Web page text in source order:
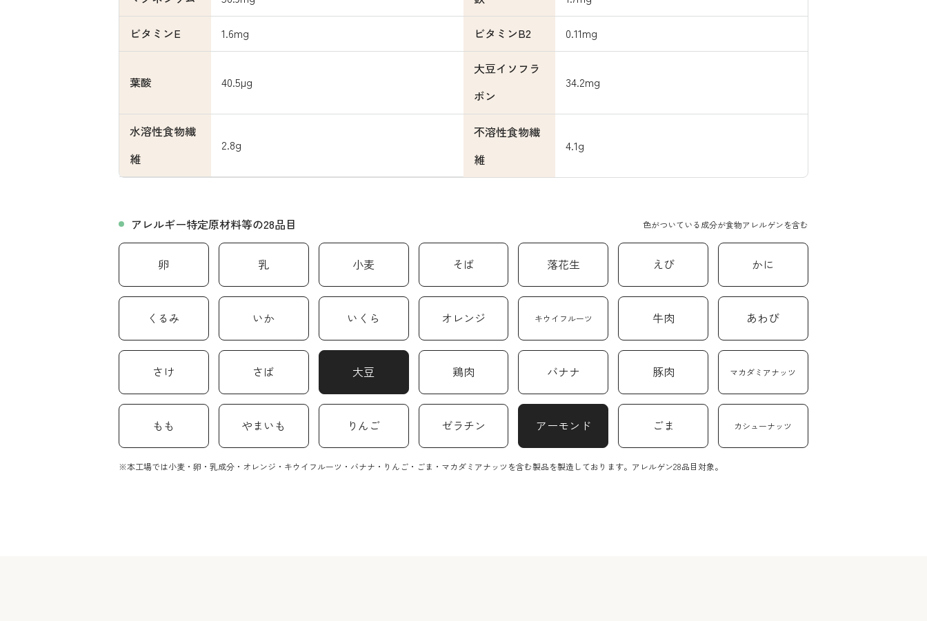
ビタミンE 1.6mg ビタミンB2 0.11mg
葉酸 40.5µg
大豆イソフラ
ボン
34.2mg
水溶性食物繊
維
2.8g
不溶性食物繊
維
4.1g
アレルギー特定原材料等の28品目 色がついている成分が食物アレルゲンを含む
卵 乳 小麦 そば 落花生 えび かに
くるみ いか いくら オレンジ キウイフルーツ 牛肉 あわび
さけ さば 大豆 鶏肉 バナナ 豚肉 マカダミアナッツ
もも やまいも りんご ゼラチン アーモンド ごま カシューナッツ
本工場では小麦・卵・乳成分・オレンジ・キウイフルーツ・バナナ・りんご・ごま・マカダミアナッツを含む製品を製造しております。アレルゲン28品目対象。